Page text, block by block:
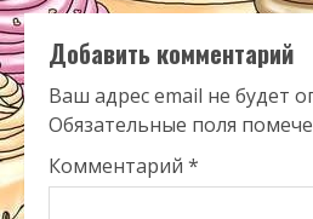
Добавить комментарий
Ваш адрес email не будет
Обязательные поля
Комментарий *